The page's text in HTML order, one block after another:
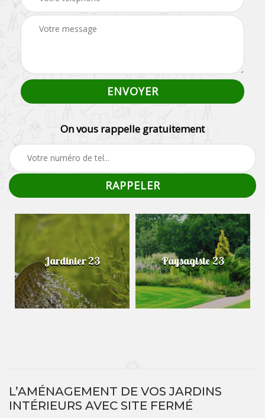
On vous rappelle gratuitement
Jardinier 23 Paysagiste 23
L’AMÉNAGEMENT DE VOS JARDINS
INTÉRIEURS AVEC SITE FERMÉ